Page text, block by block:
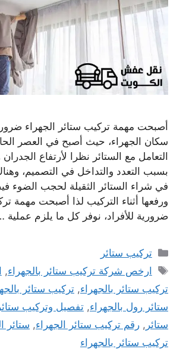
أصبحت مهمة تركيب ستائر الجهراء
سكان الجهراء، حيث أصبح في العصر
التعامل مع الستائر نظرا لأرتفاع الجدران
بسبب التعدد والتداخل في التصميم،
في شراء الستائر الثقيلة لحجب الضوء
ورفعها أثناء التركيب لذا أصبحت مهمة
ضرورية للأفراد، نوفر كل ما يلزم عملية
التصنيفات
تركيب ستائر
الوسوم
ارخص شركة تركيب ستائر بالجهراء,
تركيب ستائر بالجهراء, تركيب ستائر
ستائر رول بالجهراء, تفصيل وتركيب ستائر
ستائر , رقم تركيب ستائر الجهراء, ستائر
تركيب ستائر بالجهراء